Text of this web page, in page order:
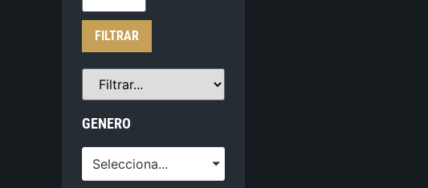
FILTRAR
GENERO
Selecciona...